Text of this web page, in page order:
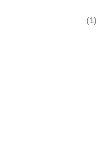
(1)